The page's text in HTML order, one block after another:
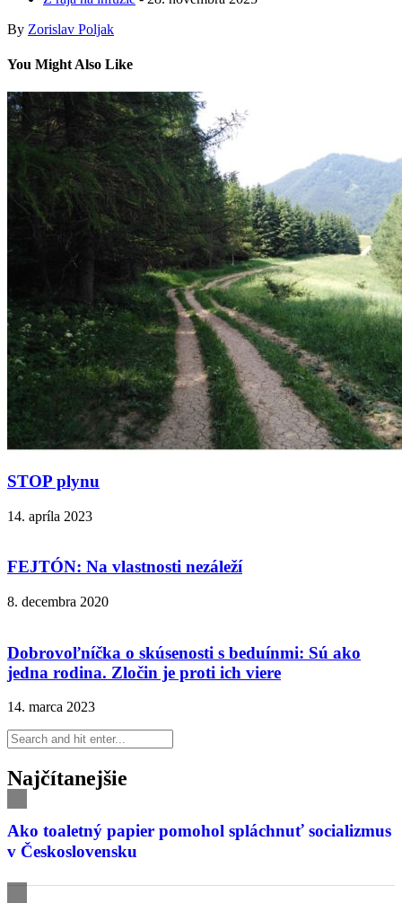
By Zorislav Poljak
You Might Also Like
STOP plynu
14. apríla 2023
FEJTÓN: Na vlastnosti nezáleží
8. decembra 2020
Dobrovoľníčka o skúsenosti s beduínmi: Sú ako
jedna rodina. Zločin je proti ich viere
14. marca 2023
Najčítanejšie
Ako toaletný papier pomohol spláchnuť socializmus
v Československu